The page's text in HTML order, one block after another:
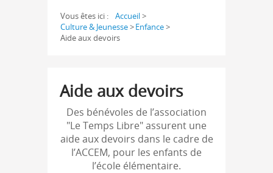
Vous êtes ici : Accueil>
Culture & Jeunesse>Enfance>
Aide aux devoirs
Aide aux devoirs
Des bénévoles de l’association
"Le Temps Libre" assurent une
aide aux devoirs dans le cadre de
l’ACCEM, pour les enfants de
l’école élémentaire.